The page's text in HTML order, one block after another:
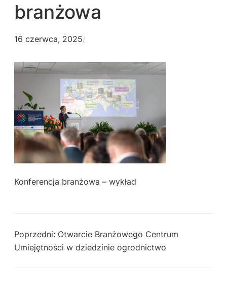
branżowa
16 czerwca, 2025/
Konferencja branżowa – wykład
Poprzedni: Otwarcie Branżowego Centrum
Umiejętności w dziedzinie ogrodnictwo